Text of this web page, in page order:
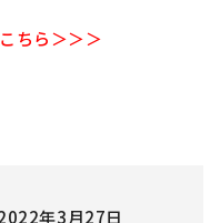
ちら＞＞＞
年3月27日